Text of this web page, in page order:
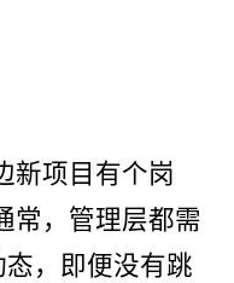
新项目有个岗
常，管理层都需
，即便没有跳